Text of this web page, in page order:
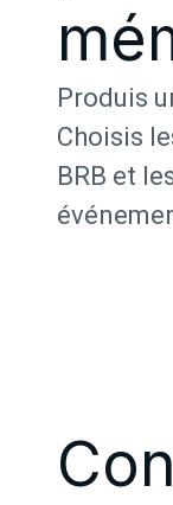
Produis
Choisis
BRB et